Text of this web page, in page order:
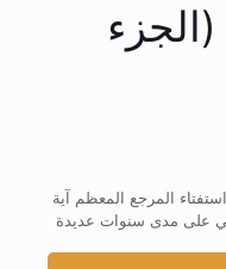
(الجزء
المرجع المعظم آیة
علی مدی سنوات عدیدة